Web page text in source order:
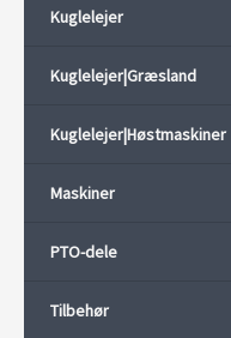
Kuglelejer
Kuglelejer|Græsland
Kuglelejer|Høstmaskiner
Maskiner
PTO-dele
Tilbehør